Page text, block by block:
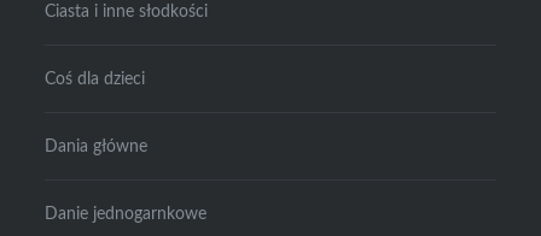
Ciasta i inne słodkości
Coś dla dzieci
Dania główne
Danie jednogarnkowe